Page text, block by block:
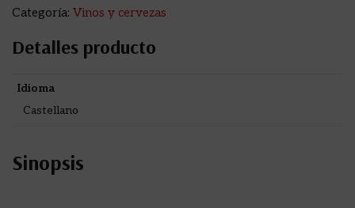
Categoría: Vinos y cervezas
Detalles producto
Idioma
Castellano
Sinopsis